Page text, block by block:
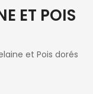
ET POIS
et Pois dorés